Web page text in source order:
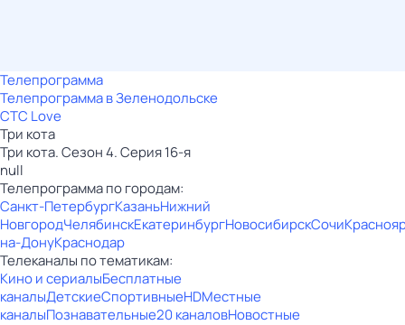
Телепрограмма
Телепрограмма в Зеленодольске
СТС Love
Три кота
Три кота. Сезон 4. Серия 16-я
null
Телепрограмма по городам:
Санкт-ПетербургКазаньНижний
НовгородЧелябинскЕкатеринбургНовосибирскСочи
на-ДонуКраснодар
Телеканалы по тематикам:
Кино и сериалыБесплатные
каналыДетскиеСпортивныеHDМестные
каналыПознавательные20 каналовНовостные